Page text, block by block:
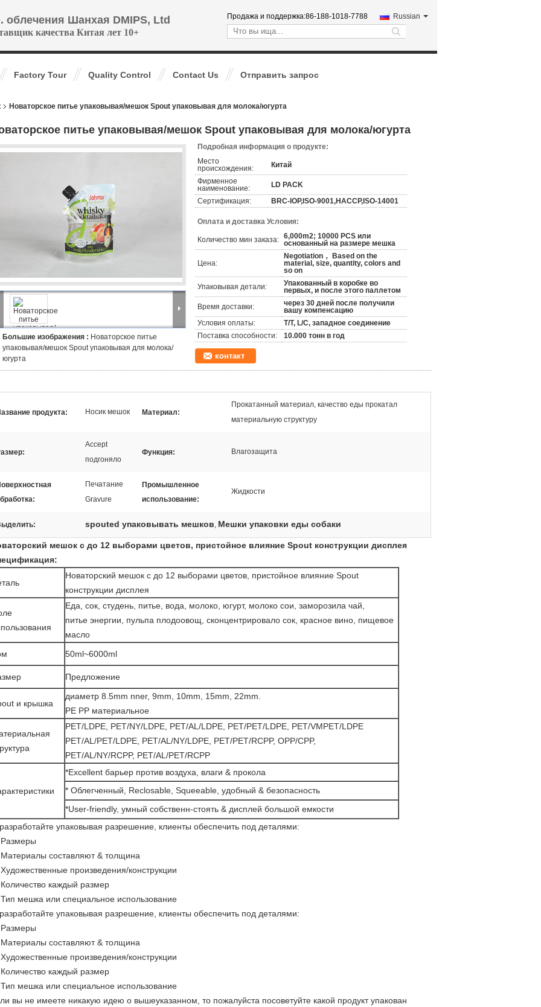
облечения Шанхая DMIPS, Ltd
качества Китая лет 10+
Продажа и поддержка:86-188-1018-7788 Russian
search
Factory Tour Quality Control Contact Us Отправить запрос
Новаторское питье упаковывая/мешок Spout упаковывая для молока/югурта
питье упаковывая/мешок Spout упаковывая для молока/югурта
Большие изображения : Новаторское питье
упаковывая/мешок Spout упаковывая для молока/
югурта
Подробная информация о продукте:
Место
происхождения:
Китай
Фирменное
наименование:
LD PACK
Сертификация:
BRC-IOP,ISO-9001,HACCP,ISO-14001
Оплата и доставка Условия:
Количество мин заказа: 6,000m2; 10000 PCS или
основанный на размере мешка
Цена:
Negotiation， Based on the
material, size, quantity, colors and
so on
Упаковывая детали:
Упакованный в коробке во
первых, и после этого паллетом
Время доставки:
через 30 дней после получили
вашу компенсацию
Условия оплаты:
T/T, L/C, западное соединение
Поставка способности:
10.000 тонн в год
контакт
продукта: Носик мешок Материал:
Прокатанный материал, качество еды прокатал
материальную структуру
Accept
подгоняло
Функция: Влагозащита
Печатание
Gravure
Промышленное
использование:
Жидкости
spouted упаковывать мешков, Мешки упаковки еды собаки
мешок с до 12 выборами цветов, пристойное влияние Spout конструкции дисплея
Новаторский мешок с до 12 выборами цветов, пристойное влияние Spout
конструкции дисплея
Еда, сок, студень, питье, вода, молоко, югурт, молоко сои, заморозила чай,
питье энергии, пульпа плодоовощ, сконцентрировало сок, красное вино, пищевое
масло
50ml~6000ml
Предложение
и крышка
диаметр 8.5mm nner, 9mm, 10mm, 15mm, 22mm.
PE PP материальное
PET/LDPE, PET/NY/LDPE, PET/AL/LDPE, PET/PET/LDPE, PET/VMPET/LDPE
PET/AL/PET/LDPE, PET/AL/NY/LDPE, PET/PET/RCPP, OPP/CPP,
PET/AL/NY/RCPP, PET/AL/PET/RCPP
*Excellent барьер против воздуха, влаги & прокола
* Облегченный, Reclosable, Squeeable, удобный & безопасность
*User-friendly, умный собственн-стоять & дисплей большой емкости
упаковывая разрешение, клиенты обеспечить под деталями:
составляют & толщина
произведения/конструкции
каждый размер
мешка или специальное использование
упаковывая разрешение, клиенты обеспечить под деталями:
Размеры
Материалы составляют & толщина
Художественные произведения/конструкции
Количество каждый размер
Тип мешка или специальное использование
вы не имеете никакую идею о вышеуказанном, то пожалуйста посоветуйте какой продукт упакован